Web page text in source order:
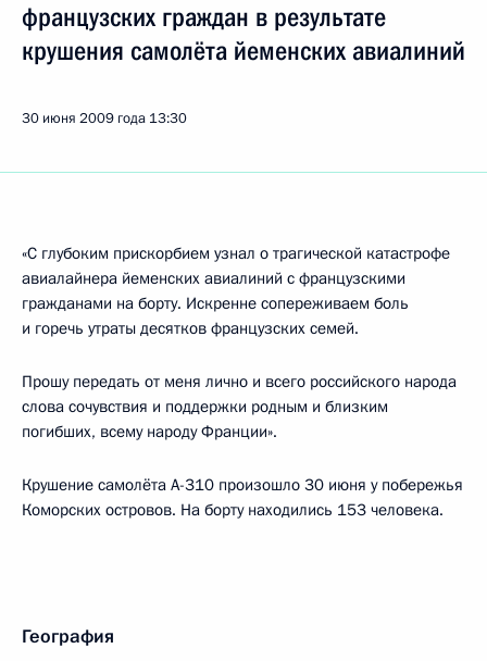
французских граждан в результате
крушения самолёта йеменских авиалиний
30 июня 2009 года 13:30
«С глубоким прискорбием узнал о трагической катастрофе
авиалайнера йеменских авиалиний с французскими
гражданами на борту. Искренне сопереживаем боль
и горечь утраты десятков французских семей.
Прошу передать от меня лично и всего российского народа
слова сочувствия и поддержки родным и близким
погибших, всему народу Франции».
Крушение самолёта А-310 произошло 30 июня у побережья
Коморских островов. На борту находились 153 человека.
География